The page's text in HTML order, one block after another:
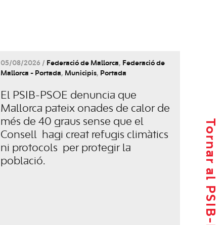
Tornar al PSIB-PSOE
05/08/2026 / Federació de Mallorca, Federació de
Mallorca - Portada, Municipis, Portada
El PSIB-PSOE denuncia que
Mallorca pateix onades de calor de
més de 40 graus sense que el
Consell hagi creat refugis climàtics
ni protocols per protegir la
població.